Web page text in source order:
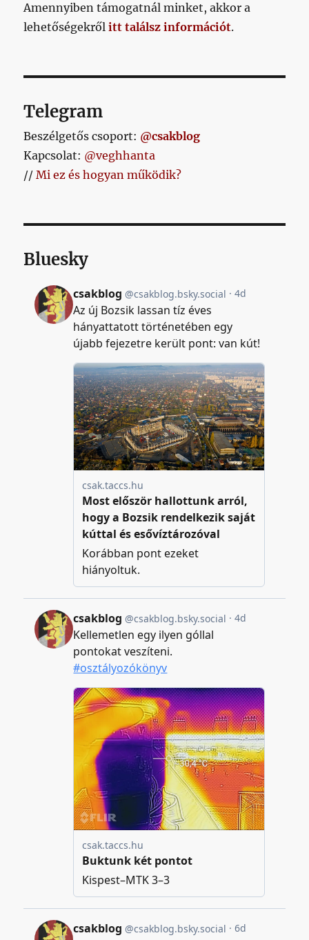
Amennyiben támogatnál minket, akkor a
lehetőségekrőlitt találsz információt.
Telegram
Beszélgetős csoport: @csakblog
Kapcsolat: @veghhanta
//Mi ez és hogyan működik?
Bluesky